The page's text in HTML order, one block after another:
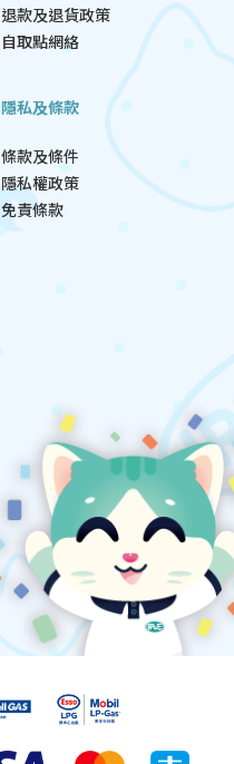
退款及退貨政策
自取點網絡
隱私及條款
條款及條件
隱私權政策
免責條款